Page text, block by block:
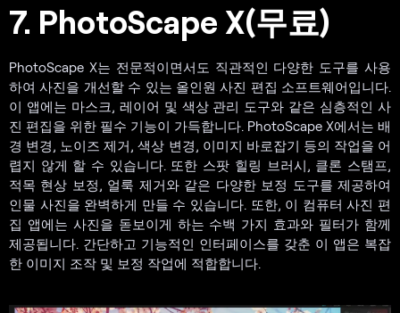
7. PhotoScape X(무료)
PhotoScape X는 전문적이면서도 직관적인 다양한 도구를 사용
하여 사진을 개선할 수 있는 올인원 사진 편집 소프트웨어입니다.
이 앱에는 마스크, 레이어 및 색상 관리 도구와 같은 심층적인 사
진 편집을 위한 필수 기능이 가득합니다. PhotoScape X에서는 배
경 변경, 노이즈 제거, 색상 변경, 이미지 바로잡기 등의 작업을 어
렵지 않게 할 수 있습니다. 또한 스팟 힐링 브러시, 클론 스탬프,
적목 현상 보정, 얼룩 제거와 같은 다양한 보정 도구를 제공하여
인물 사진을 완벽하게 만들 수 있습니다. 또한, 이 컴퓨터 사진 편
집 앱에는 사진을 돋보이게 하는 수백 가지 효과와 필터가 함께
제공됩니다. 간단하고 기능적인 인터페이스를 갖춘 이 앱은 복잡
한 이미지 조작 및 보정 작업에 적합합니다.